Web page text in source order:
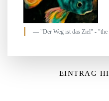
"Der Weg ist das Ziel" -
EINTRAG